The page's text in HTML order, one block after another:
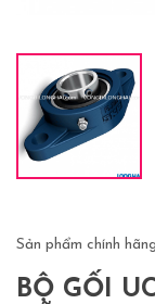
Sản phẩm chính
BỘ GỐI